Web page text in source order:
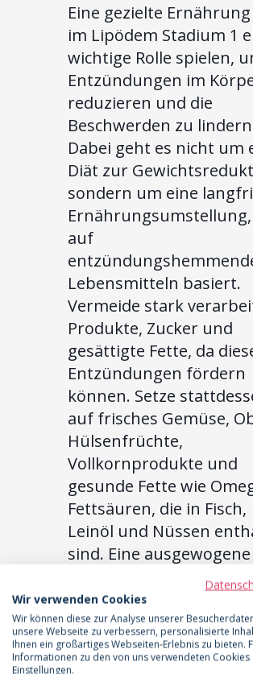
Eine gezielte
im Lipödem Stadium 1
wichtige Rolle spielen,
Entzündungen im
reduzieren und die
Beschwerden zu
Dabei geht es nicht um
Diät zur
sondern um eine
auf
Lebensmitteln basiert.
Vermeide stark
Produkte, Zucker und
gesättigte Fette, da
Entzündungen fördern
können. Setze
auf frisches Gemüse,
Hülsenfrüchte,
Vollkornprodukte und
gesunde Fette wie
Fettsäuren, die in Fisch,
Leinöl und Nüssen
sind. Eine ausgewogene
Ernährung kann helfen,
Gewebe zu entlasten
Schmerzen zu
Konkrete Schritte für
Wir verwenden Cookies
Wir können diese zur Analyse unserer
unsere Webseite zu verbessern, personalisierte
Ihnen ein großartiges Webseiten-Erlebnis zu bieten.
Informationen zu den von uns verwendeten Cookies
Einstellungen.